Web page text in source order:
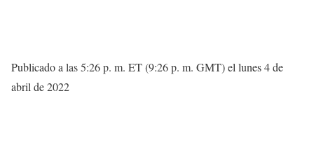
Publicado a las 5:26 p. m. ET (9:26 p. m. GMT) el lunes 4 de
abril de 2022